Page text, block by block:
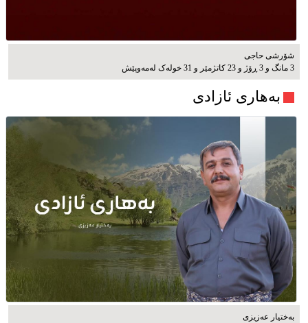
شۆرشی حاجی
3 مانگ و 3 ڕۆژ و 23 کاتژمێر و 31 خوله‌ک له‌مه‌وپێش‌
بەهاری ئازادی
بەختیار عەزیزی